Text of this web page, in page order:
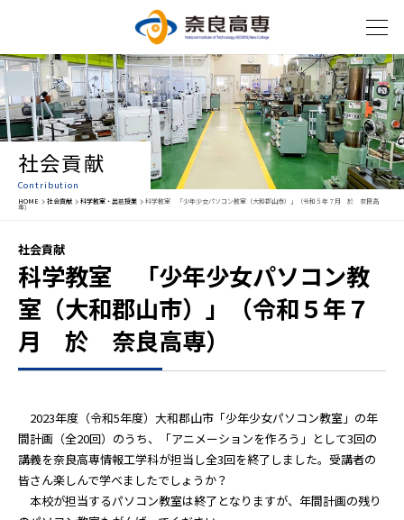
社会貢献
Contribution
HOME 社会貢献 科学教室・出前授業 科学教室 「少年少女パソコン教室（大和郡山市）」（令和５年７月 於 奈良高
専）
社会貢献
科学教室 「少年少女パソコン教
室（大和郡山市）」（令和５年７
月 於 奈良高専）
2023年度（令和5年度）大和郡山市「少年少女パソコン教室」の年
間計画（全20回）のうち、「アニメーションを作ろう」として3回の
講義を奈良高専情報工学科が担当し全3回を終了しました。受講者の
皆さん楽しんで学べましたでしょうか？
本校が担当するパソコン教室は終了となりますが、年間計画の残り